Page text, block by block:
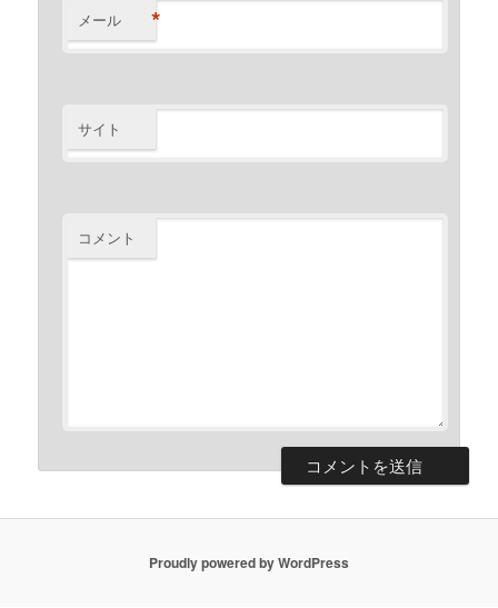
メール *
サイト
コメント
Proudly powered by WordPress